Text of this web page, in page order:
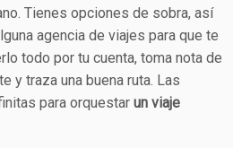
Tienes opciones de sobra, así
agencia de viajes para que te
todo por tu cuenta, toma nota de
y traza una buena ruta. Las
para orquestar un viaje